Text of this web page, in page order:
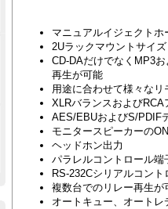
マニュアルイジェクトホ
2Uラックマウントサイズ
CD-DAだけでなくMP3
再生が可能
用途に合わせて様々な
XLRバランスおよびRCA
AES/EBUおよびS/PDIF
モニタースピーカーの
ヘッドホン出力
パラレルコントロール端
RS-232Cシリアルコント
複数台でのリレー再生が
オートキュー、オート